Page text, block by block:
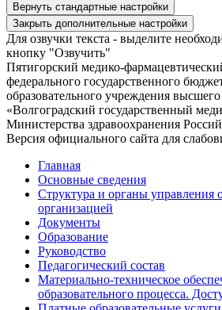
Вернуть стандартные настройки
Закрыть дополнительные настройки
Для озвучки текста - выделите
кнопку "Озвучить"
Пятигорский медико-
федерального государственного
образовательного учреждения
«Волгоградский государственный
Министерства здравоохранения
Версия официального сайта для
Главная
Основные сведения
Структура и органы управления
организацией
Документы
Образование
Руководство
Педагогический состав
Материально-техническое
образовательного процесса.